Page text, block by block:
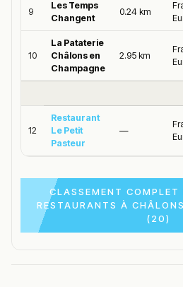
9
Les Temps
Changent
0.24 km
10
La Pataterie
Châlons en
Champagne
2.95 km
12
Restaurant
Le Petit
Pasteur
—
CLASSEMENT COMPLET
RESTAURANTS À
(20)